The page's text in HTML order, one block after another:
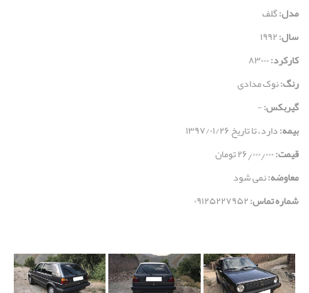
مدل:گلف
سال:
کارکرد:
رنگ:نوک مدادی
گیربکس:-
بیمه:دارد، تا تاریخ ۱۳۹۷/۰۱/۲۶
قيمت:
معاوضه:نمی شود
شماره تماس: